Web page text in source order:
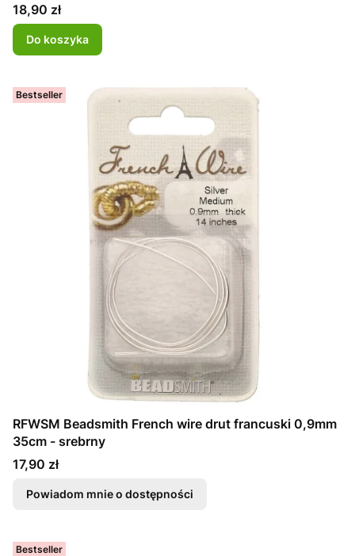
Cena
18,90 zł
Do koszyka
Bestseller
RFWSM Beadsmith French wire drut francuski 0,9mm
35cm - srebrny
Cena
17,90 zł
Powiadom mnie o dostępności
Bestseller